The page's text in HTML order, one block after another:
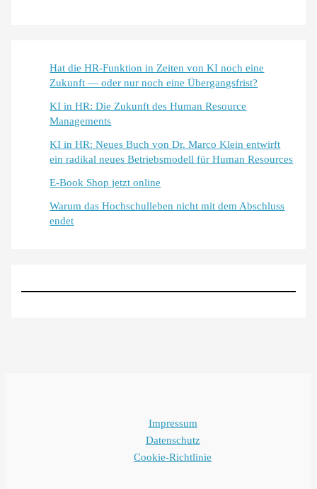
Hat die HR-Funktion in Zeiten von KI noch eine
Zukunft — oder nur noch eine Übergangsfrist?
KI in HR: Die Zukunft des Human Resource
Managements
KI in HR: Neues Buch von Dr. Marco Klein entwirft
ein radikal neues Betriebsmodell für Human Resources
E-Book Shop jetzt online
Warum das Hochschulleben nicht mit dem Abschluss
endet
Impressum
Datenschutz
Cookie-Richtlinie